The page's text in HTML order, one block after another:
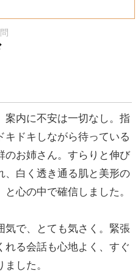
案内に不安は一切なし。指
キドキしながら待っている
のお姉さん。すらりと伸び
、白く透き通る肌と美形の
心の中で確信しました。
気で、とても気さく。緊張
れる会話も心地よく、すぐ
した。